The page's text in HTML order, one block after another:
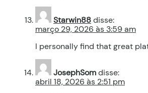
Starwin88disse:
março 29, 2026 às 3:59 am
I personally find that great
JosephSomdisse:
abril 18, 2026 às 2:51 pm